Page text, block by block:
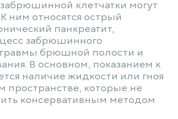
клетчатки могут
ним относятся острый
панкреатит,
забрюшинного
брюшной полости и
В основном, показанием к
наличие жидкости или гноя
которые не
консервативным методом